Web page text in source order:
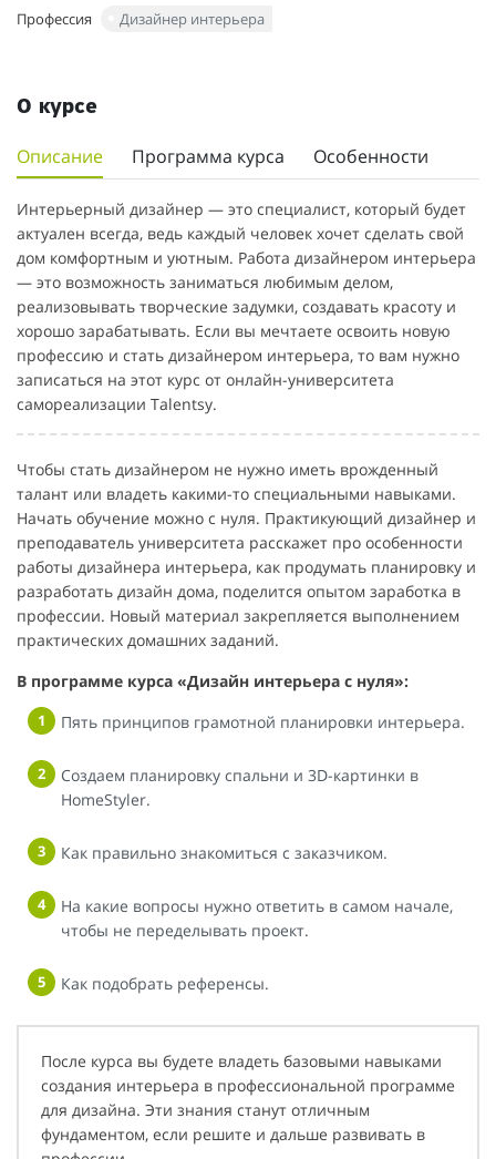
Профессия Дизайнер интерьера
О курсе
Описание Программа курса Особенности
Интерьерный дизайнер — это специалист, который будет
актуален всегда, ведь каждый человек хочет сделать свой
дом комфортным и уютным. Работа дизайнером интерьера
— это возможность заниматься любимым делом,
реализовывать творческие задумки, создавать красоту и
хорошо зарабатывать. Если вы мечтаете освоить новую
профессию и стать дизайнером интерьера, то вам нужно
записаться на этот курс от онлайн-университета
самореализации Talentsy.
Чтобы стать дизайнером не нужно иметь врожденный
талант или владеть какими-то специальными навыками.
Начать обучение можно с нуля. Практикующий дизайнер и
преподаватель университета расскажет про особенности
работы дизайнера интерьера, как продумать планировку и
разработать дизайн дома, поделится опытом заработка в
профессии. Новый материал закрепляется выполнением
практических домашних заданий.
В программе курса «Дизайн интерьера с нуля»:
Пять принципов грамотной планировки интерьера.
Создаем планировку спальни и 3D-картинки в
HomeStyler.
Как правильно знакомиться с заказчиком.
На какие вопросы нужно ответить в самом начале,
чтобы не переделывать проект.
Как подобрать референсы.
После курса вы будете владеть базовыми навыками
создания интерьера в профессиональной программе
для дизайна. Эти знания станут отличным
фундаментом, если решите и дальше развивать в